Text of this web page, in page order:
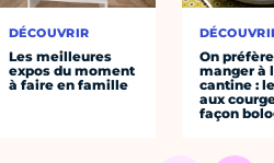
DÉCOUVRIR
Les meilleures
expos du moment
à faire en famille
On préfère
manger à
cantine :
aux
façon